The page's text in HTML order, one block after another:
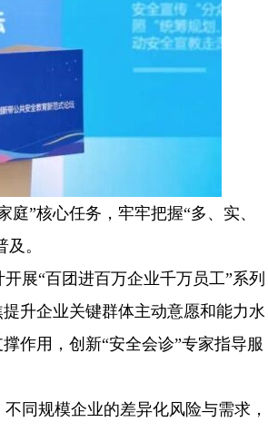
”核心任务，牢牢把握“多、实、
。
展“百团进百万企业千万员工”系列
升企业关键群体主动意愿和能力水
作用，创新“安全会诊”专家指导服
同规模企业的差异化风险与需求，